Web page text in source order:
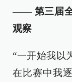
—— 第三届全
观察
“一开始我以
在比赛中我